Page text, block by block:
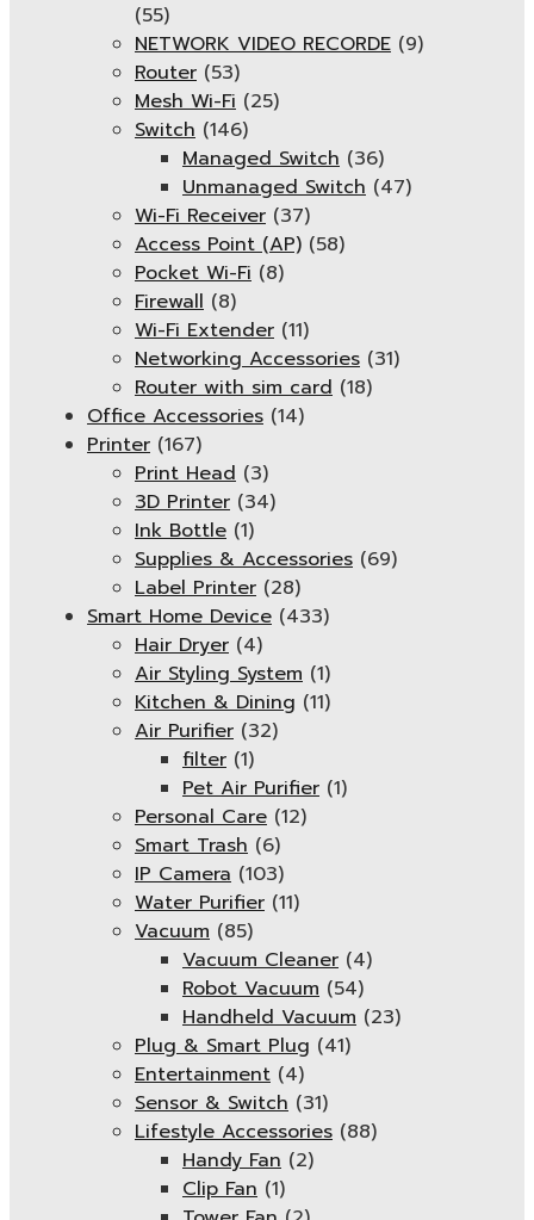
(55)
NETWORK VIDEO RECORDE (9)
Router (53)
Mesh Wi-Fi (25)
Switch (146)
Managed Switch (36)
Unmanaged Switch (47)
Wi-Fi Receiver (37)
Access Point (AP) (58)
Pocket Wi-Fi (8)
Firewall (8)
Wi-Fi Extender (11)
Networking Accessories (31)
Router with sim card (18)
Office Accessories (14)
Printer (167)
Print Head (3)
3D Printer (34)
Ink Bottle (1)
Supplies & Accessories (69)
Label Printer (28)
Smart Home Device (433)
Hair Dryer (4)
Air Styling System (1)
Kitchen & Dining (11)
Air Purifier (32)
filter (1)
Pet Air Purifier (1)
Personal Care (12)
Smart Trash (6)
IP Camera (103)
Water Purifier (11)
Vacuum (85)
Vacuum Cleaner (4)
Robot Vacuum (54)
Handheld Vacuum (23)
Plug & Smart Plug (41)
Entertainment (4)
Sensor & Switch (31)
Lifestyle Accessories (88)
Handy Fan (2)
Clip Fan (1)